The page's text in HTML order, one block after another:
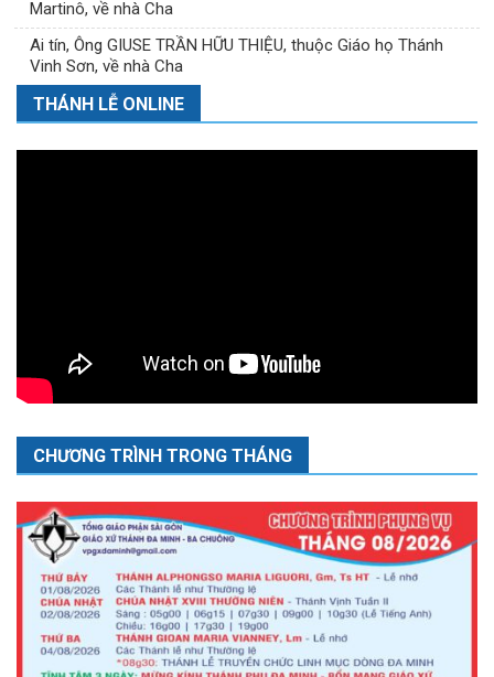
Martinô, về nhà Cha
Ai tín, Ông GIUSE TRẦN HỮU THIỆU, thuộc Giáo họ Thánh
Vinh Sơn, về nhà Cha
THÁNH LỄ ONLINE
CHƯƠNG TRÌNH TRONG THÁNG